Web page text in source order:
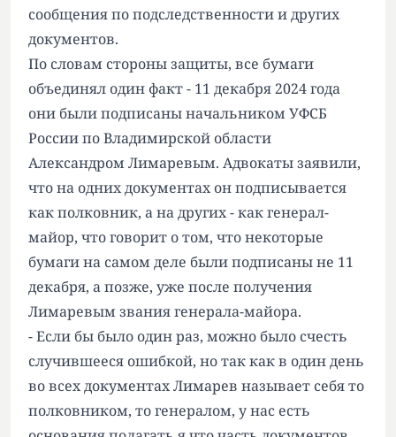
сообщения по подследственности и других
документов.
По словам стороны защиты, все бумаги
объединял один факт - 11 декабря 2024 года
они были подписаны начальником УФСБ
России по Владимирской области
Александром Лимаревым. Адвокаты заявили,
что на одних документах он подписывается
как полковник, а на других - как генерал-
майор, что говорит о том, что некоторые
бумаги на самом деле были подписаны не 11
декабря, а позже, уже после получения
Лимаревым звания генерала-майора.
- Если бы было один раз, можно было счесть
случившееся ошибкой, но так как в один день
во всех документах Лимарев называет себя то
полковником, то генералом, у нас есть